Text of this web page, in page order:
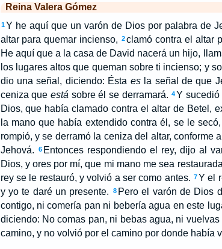
Reina Valera Gómez
1 Y he aquí que un varón de Dios por palabra de
altar para quemar incienso,
2clamó contra el altar
He aquí que a la casa de David nacerá un hijo,
los lugares altos que queman sobre ti incienso; y
dio una señal, diciendo: Ésta esla señal de que
ceniza que está sobre él se derramará. 4Y sucedió
Dios, que había clamado contra el altar de Betel,
la mano que había extendido contra él, se le
rompió, y se derramó la ceniza del altar,
Jehová.
6 Entonces respondiendo el rey, dijo al
Dios, y ores por mí, que mi mano me sea
rey se le restauró, y volvió a ser como antes. 7Y el
y yo te daré un presente.
8 Pero el varón de Dios
contigo, ni comería pan ni bebería agua en este
diciendo: No comas pan, ni bebas agua, ni
camino, y no volvió por el camino por donde había